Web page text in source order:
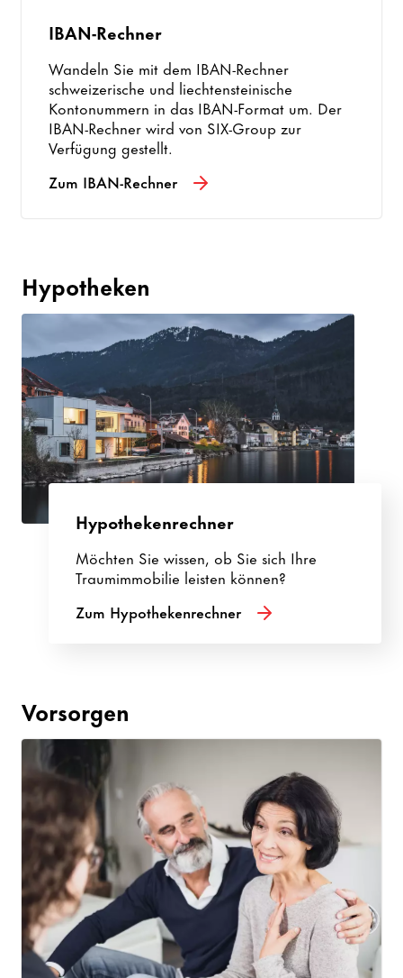
IBAN-Rechner
Wandeln Sie mit dem IBAN-Rechner
schweizerische und liechtensteinische
Kontonummern in das IBAN-Format um. Der
IBAN-Rechner wird von SIX-Group zur
Verfügung gestellt.
Zum IBAN-Rechner
Hypotheken
Hypothekenrechner
Möchten Sie wissen, ob Sie sich Ihre
Traumimmobilie leisten können?
Zum Hypothekenrechner
Vorsorgen